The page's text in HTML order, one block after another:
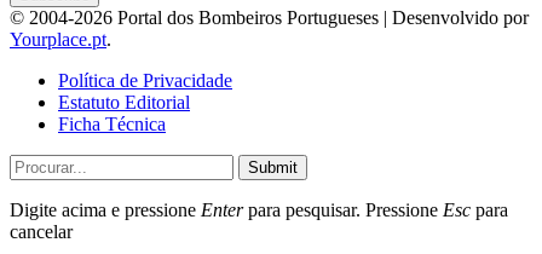
© 2004-2026 Portal dos Bombeiros Portugueses | Desenvolvido por
Yourplace.pt.
Política de Privacidade
Estatuto Editorial
Ficha Técnica
Submit
Digite acima e pressione Enterpara pesquisar. Pressione Esc para
cancelar